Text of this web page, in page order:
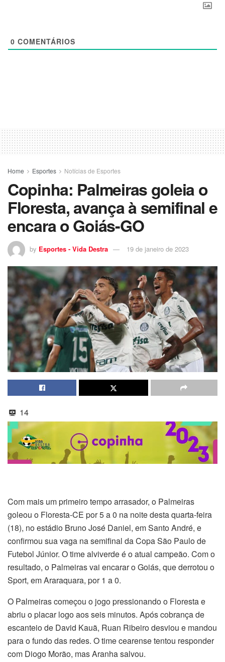
0 COMENTÁRIOS
Home Esportes Notícias de Esportes
Copinha: Palmeiras goleia o
Floresta, avança à semifinal e
encara o Goiás-GO
by Esportes - Vida Destra 19 de janeiro de 2023
14
Com mais um primeiro tempo arrasador, o Palmeiras
goleou o Floresta-CE por 5 a 0 na noite desta quarta-feira
(18), no estádio Bruno José Daniel, em Santo André, e
confirmou sua vaga na semifinal da Copa São Paulo de
Futebol Júnior. O time alviverde é o atual campeão. Com o
resultado, o Palmeiras vai encarar o Goiás, que derrotou o
Sport, em Araraquara, por 1 a 0.
O Palmeiras começou o jogo pressionando o Floresta e
abriu o placar logo aos seis minutos. Após cobrança de
escanteio de David Kauã, Ruan Ribeiro desviou e mandou
para o fundo das redes. O time cearense tentou responder
com Diogo Morão, mas Aranha salvou.